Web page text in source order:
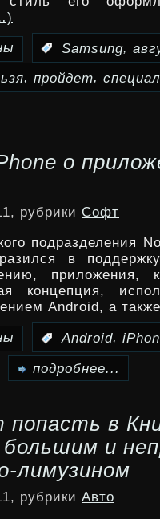
Samsung,
, пройдет,
о
рубрики Софт
подразделения
в
приложения,
концепция,
Android, а
Android,
подробнее...
в
и
лимузином
рубрики Авто